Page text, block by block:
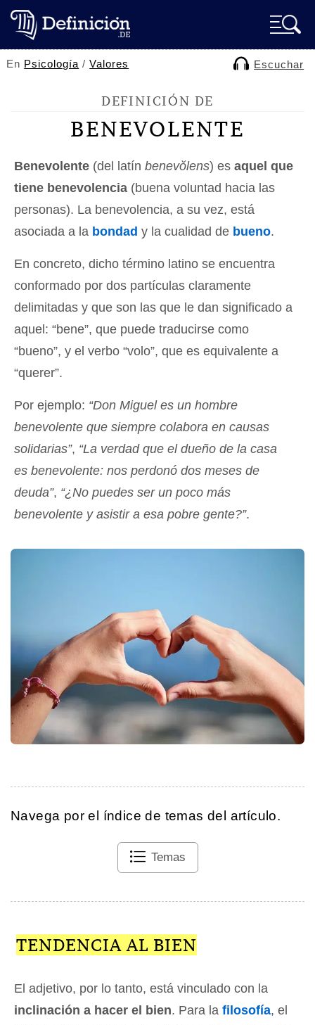
En Psicología /Valores Escuchar
DEFINICIÓN DE
BENEVOLENTE
Benevolente (del latín benevŏlens) es aquel que
tiene benevolencia (buena voluntad hacia las
personas). La benevolencia, a su vez, está
asociada a la bondad y la cualidad de bueno.
En concreto, dicho término latino se encuentra
conformado por dos partículas claramente
delimitadas y que son las que le dan significado a
aquel: “bene”, que puede traducirse como
“bueno”, y el verbo “volo”, que es equivalente a
“querer”.
Por ejemplo: “Don Miguel es un hombre
benevolente que siempre colabora en causas
solidarias”, “La verdad que el dueño de la casa
es benevolente: nos perdonó dos meses de
deuda”, “¿No puedes ser un poco más
benevolente y asistir a esa pobre gente?”.
Navega por el índice de temas del artículo.
Temas
TENDENCIA AL BIEN
El adjetivo, por lo tanto, está vinculado con la
inclinación a hacer el bien. Para la filosofía, el